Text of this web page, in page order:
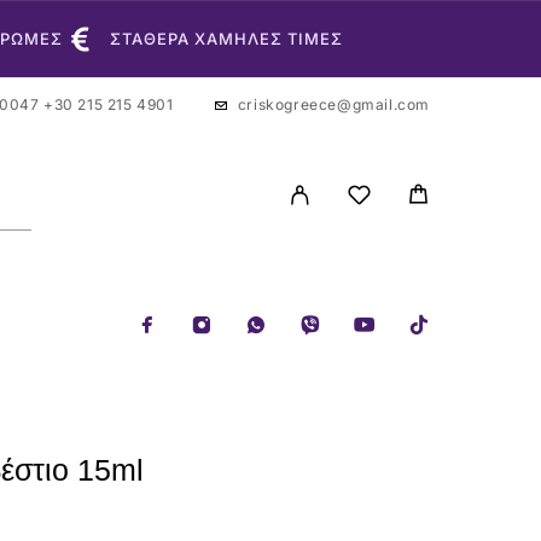
ΣΤΑΘΕΡΑ ΧΑΜΗΛΕΣ ΤΙΜΕΣ
+30 215 215 4901 criskogreece@gmail.com
15ml